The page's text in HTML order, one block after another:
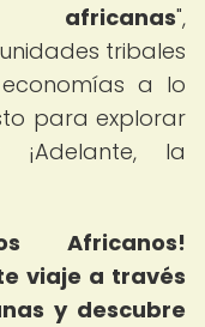
africanas",
tribales
a lo
para explorar
¡Adelante, la
Africanos!
viaje a través
y descubre